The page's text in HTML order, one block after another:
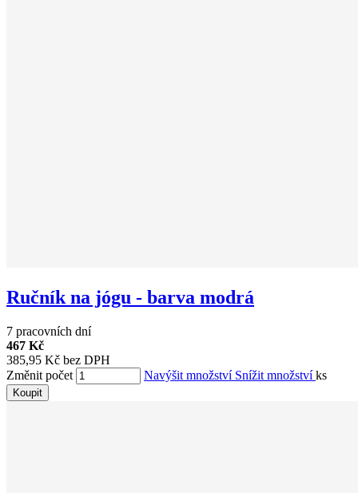
Ručník na jógu - barva modrá
7 pracovních dní
467 Kč
385,95 Kč bez DPH
Změnit počet
Navýšit množství Snížit množstvíks
Koupit